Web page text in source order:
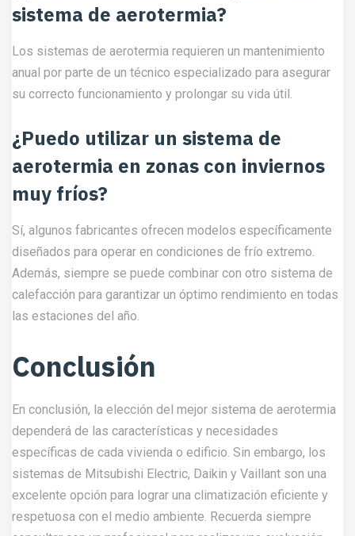
sistema de aerotermia?
Los sistemas de aerotermia requieren un mantenimiento
anual por parte de un técnico especializado para asegurar
su correcto funcionamiento y prolongar su vida útil.
¿Puedo utilizar un sistema de
aerotermia en zonas con inviernos
muy fríos?
Sí, algunos fabricantes ofrecen modelos específicamente
diseñados para operar en condiciones de frío extremo.
Además, siempre se puede combinar con otro sistema de
calefacción para garantizar un óptimo rendimiento en todas
las estaciones del año.
Conclusión
En conclusión, la elección del mejor sistema de aerotermia
dependerá de las características y necesidades
específicas de cada vivienda o edificio. Sin embargo, los
sistemas de Mitsubishi Electric, Daikin y Vaillant son una
excelente opción para lograr una climatización eficiente y
respetuosa con el medio ambiente. Recuerda siempre